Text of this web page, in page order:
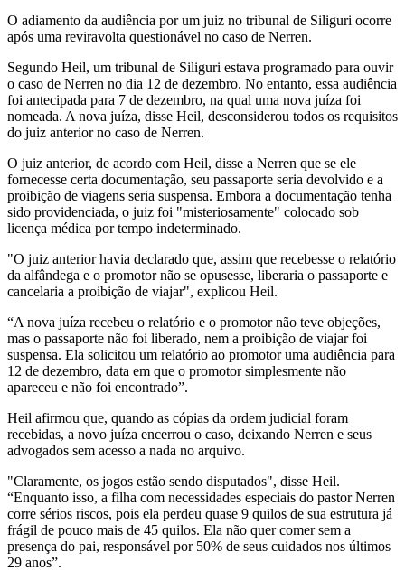
O adiamento da audiência por um juiz no tribunal de Siliguri ocorre
após uma reviravolta questionável no caso de Nerren.
Segundo Heil, um tribunal de Siliguri estava programado para ouvir
o caso de Nerren no dia 12 de dezembro. No entanto, essa audiência
foi antecipada para 7 de dezembro, na qual uma nova juíza foi
nomeada. A nova juíza, disse Heil, desconsiderou todos os requisitos
do juiz anterior no caso de Nerren.
O juiz anterior, de acordo com Heil, disse a Nerren que se ele
fornecesse certa documentação, seu passaporte seria devolvido e a
proibição de viagens seria suspensa. Embora a documentação tenha
sido providenciada, o juiz foi "misteriosamente" colocado sob
licença médica por tempo indeterminado.
"O juiz anterior havia declarado que, assim que recebesse o relatório
da alfândega e o promotor não se opusesse, liberaria o passaporte e
cancelaria a proibição de viajar", explicou Heil.
“A nova juíza recebeu o relatório e o promotor não teve objeções,
mas o passaporte não foi liberado, nem a proibição de viajar foi
suspensa. Ela solicitou um relatório ao promotor uma audiência para
12 de dezembro, data em que o promotor simplesmente não
apareceu e não foi encontrado”.
Heil afirmou que, quando as cópias da ordem judicial foram
recebidas, a novo juíza encerrou o caso, deixando Nerren e seus
advogados sem acesso a nada no arquivo.
"Claramente, os jogos estão sendo disputados", disse Heil.
“Enquanto isso, a filha com necessidades especiais do pastor Nerren
corre sérios riscos, pois ela perdeu quase 9 quilos de sua estrutura já
frágil de pouco mais de 45 quilos. Ela não quer comer sem a
presença do pai, responsável por 50% de seus cuidados nos últimos
29 anos”.